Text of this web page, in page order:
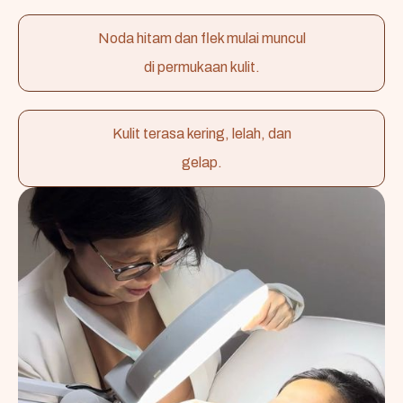
Noda hitam dan flek mulai muncul
di permukaan kulit.
Kulit terasa kering, lelah, dan
gelap.